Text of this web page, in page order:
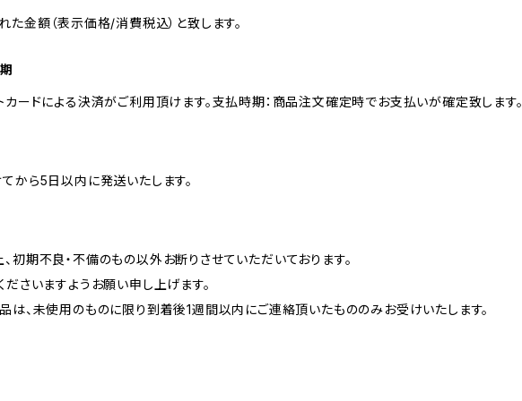
た金額（表示価格/消費税込）と致します。
カードによる決済がご利用頂けます。支払時期：商品注文確定時でお支払いが確定致します。
から5日以内に発送いたします。
初期不良・不備のもの以外お断りさせていただいております。
ださいますようお願い申し上げます。
は、未使用のものに限り到着後1週間以内にご連絡頂いたもののみお受けいたします。